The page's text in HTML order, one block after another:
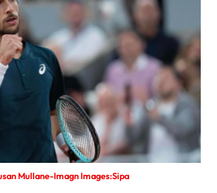
Mullane-Imagn Images:Sipa